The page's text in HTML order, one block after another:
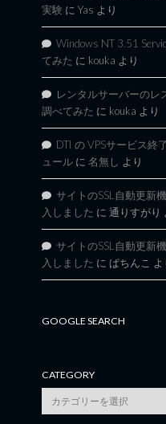
実験 に Yas より
Windows NT 3.51
てみた に kouka より
レンタルサーバーのレ
調べてみた に kouka より
DTI の VPSサービス終
ュール に 名無し より
サイトのSSL自動更新
入しました に 通りすがり
サイトのSSL自動更新
入しました に ぱちんこ よ
GOOGLE SEARCH
CATEGORY
category